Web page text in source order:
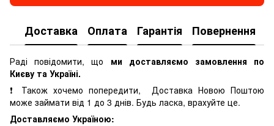
Доставка Оплата Гарантія Повернення
Раді повідомити, що ми доставляємо замовлення по
Києву та Україні.
❗ Також хочемо попередити, Доставка Новою Поштою
може займати від 1 до 3 днів. Будь ласка, врахуйте це.
Доставляємо Україною: